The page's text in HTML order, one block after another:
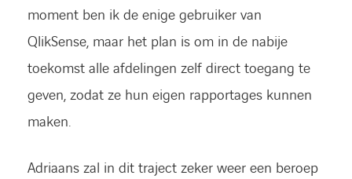
moment ben ik de enige gebruiker van
QlikSense, maar het plan is om in de nabije
toekomst alle afdelingen zelf direct toegang te
geven, zodat ze hun eigen rapportages kunnen
maken.
Adriaans zal in dit traject zeker weer een beroep